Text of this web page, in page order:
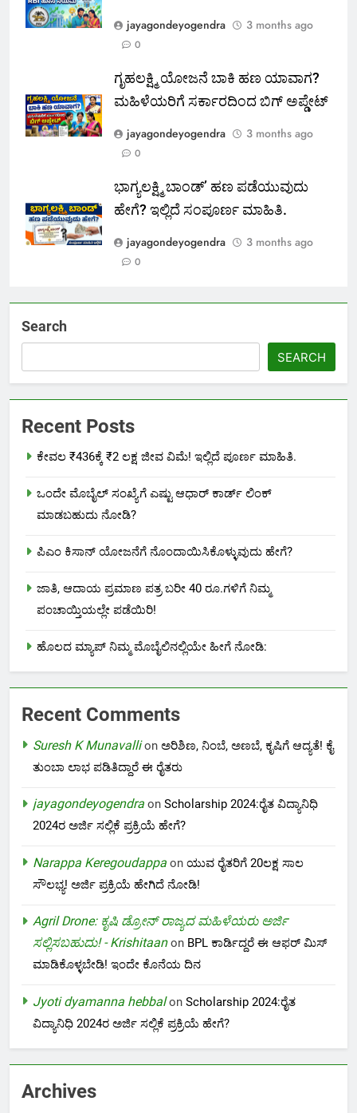
jayagondeyogendra
3 months ago
0
ಗೃಹಲಕ್ಷ್ಮಿ ಯೋಜನೆ ಬಾಕಿ ಹಣ ಯಾವಾಗ?
ಮಹಿಳೆಯರಿಗೆ ಸರ್ಕಾರದಿಂದ ಬಿಗ್ ಅಪ್ಡೇಟ್
jayagondeyogendra
3 months ago
0
ಭಾಗ್ಯಲಕ್ಷ್ಮಿ ಬಾಂಡ್’ ಹಣ ಪಡೆಯುವುದು
ಹೇಗೆ? ಇಲ್ಲಿದೆ ಸಂಪೂರ್ಣ ಮಾಹಿತಿ.
jayagondeyogendra
3 months ago
0
Search
SEARCH
Recent Posts
ಕೇವಲ ₹436ಕ್ಕೆ ₹2 ಲಕ್ಷ ಜೀವ ವಿಮೆ! ಇಲ್ಲಿದೆ ಪೂರ್ಣ ಮಾಹಿತಿ.
ಒಂದೇ ಮೊಬೈಲ್ ಸಂಖ್ಯೆಗೆ ಎಷ್ಟು ಆಧಾರ್ ಕಾರ್ಡ್ ಲಿಂಕ್
ಮಾಡಬಹುದು ನೋಡಿ?
ಪಿಎಂ ಕಿಸಾನ್ ಯೋಜನೆಗೆ ನೊಂದಾಯಿಸಿಕೊಳ್ಳುವುದು ಹೇಗೆ?
ಜಾತಿ, ಆದಾಯ ಪ್ರಮಾಣ ಪತ್ರ ಬರೀ 40 ರೂ.ಗಳಿಗೆ ನಿಮ್ಮ
ಪಂಚಾಯ್ತಿಯಲ್ಲೇ ಪಡೆಯಿರಿ!
ಹೊಲದ ಮ್ಯಾಪ್ ನಿಮ್ಮ ಮೊಬೈಲಿನಲ್ಲಿಯೇ ಹೀಗೆ ನೋಡಿ:
Recent Comments
Suresh K Munavallion ಅರಿಶಿಣ, ನಿಂಬೆ, ಅಣಬೆ, ಕೃಷಿಗೆ ಆದ್ಯತೆ! ಕೈ
ತುಂಬಾ ಲಾಭ ಪಡಿತಿದ್ದಾರೆ ಈ ರೈತರು
jayagondeyogendra on Scholarship 2024:ರೈತ ವಿದ್ಯಾನಿಧಿ
2024ರ ಅರ್ಜಿ ಸಲ್ಲಿಕೆ ಪ್ರಕ್ರಿಯೆ ಹೇಗೆ?
Narappa Keregoudappa on ಯುವ ರೈತರಿಗೆ 20ಲಕ್ಷ ಸಾಲ
ಸೌಲಭ್ಯ! ಅರ್ಜಿ ಪ್ರಕ್ರಿಯೆ ಹೇಗಿದೆ ನೋಡಿ!
Agril Drone: ಕೃಷಿ ಡ್ರೋನ್ ರಾಜ್ಯದ ಮಹಿಳೆಯರು ಅರ್ಜಿ
ಸಲ್ಲಿಸಬಹುದು! - Krishitaanon BPL ಕಾರ್ಡಿದ್ದರೆ ಈ ಆಫರ್ ಮಿಸ್
ಮಾಡಿಕೊಳ್ಳಬೇಡಿ! ಇಂದೇ ಕೊನೆಯ ದಿನ
Jyoti dyamanna hebbalon Scholarship 2024:ರೈತ
ವಿದ್ಯಾನಿಧಿ 2024ರ ಅರ್ಜಿ ಸಲ್ಲಿಕೆ ಪ್ರಕ್ರಿಯೆ ಹೇಗೆ?
Archives